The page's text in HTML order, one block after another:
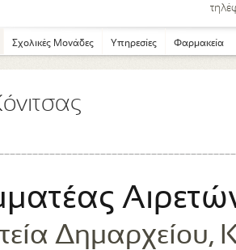
Σχολικές Μονάδες Υπηρεσίες Φαρμακεία
Δημαρχείου,